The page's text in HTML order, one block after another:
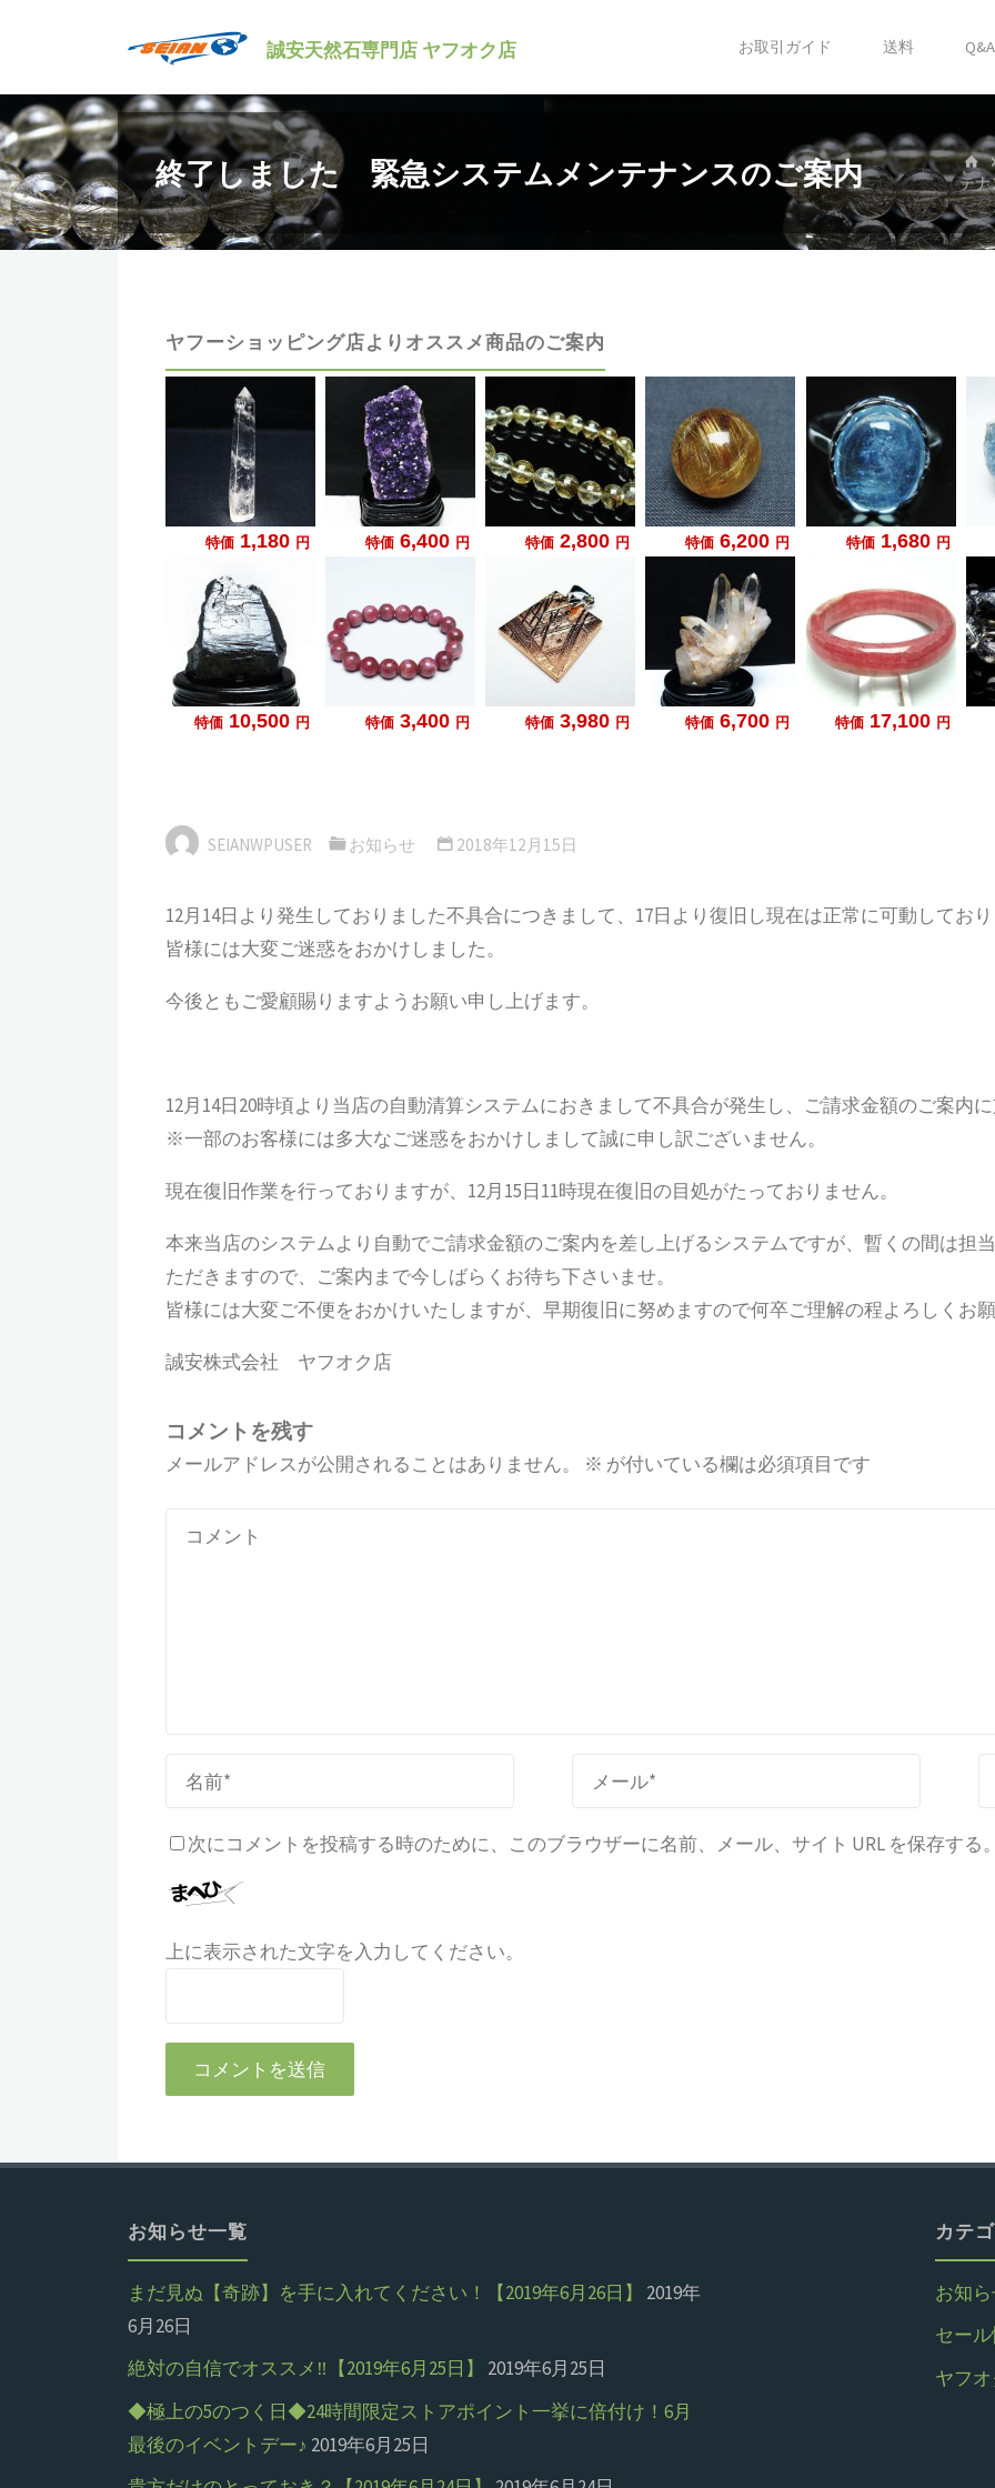
ン
ツ
へ
ス
キ
誠安天然石専門店 ヤフオク店 お取引ガイド 送料 Q&A
終了しました 緊急システムメンテナンスのご案内 テナ
ヤフーショッピング店よりオススメ商品のご案内
SEIANWPUSER お知らせ 2018年12月15日
12月14日より発生しておりました不具合につきまして、17日より復旧し現在は正常に可動してお
皆様には大変ご迷惑をおかけしました。
今後ともご愛顧賜りますようお願い申し上げます。
12月14日20時頃より当店の自動清算システムにおきまして不具合が発生し、ご請求金額のご案内
※一部のお客様には多大なご迷惑をおかけしまして誠に申し訳ございません。
現在復旧作業を行っておりますが、12月15日11時現在復旧の目処がたっておりません。
本来当店のシステムより自動でご請求金額のご案内を差し上げるシステムですが、暫くの間は担
ただきますので、ご案内まで今しばらくお待ち下さいませ。
皆様には大変ご不便をおかけいたしますが、早期復旧に努めますので何卒ご理解の程よろしくお
誠安株式会社 ヤフオク店
コメントを残す
メールアドレスが公開されることはありません。 ※ が付いている欄は必須項目です
次にコメントを投稿する時のために、このブラウザーに名前、メール、サイト URL を保存する
上に表示された文字を入力してください。
お知らせ一覧
まだ見ぬ【奇跡】を手に入れてください！【2019年6月26日】
2019年
6月26日
絶対の自信でオススメ‼【2019年6月25日】
2019年6月25日
◆極上の5のつく日◆24時間限定ストアポイント一挙に倍付け！6月
最後のイベントデー♪ 2019年6月25日
カテ
お知
セー
ヤフ